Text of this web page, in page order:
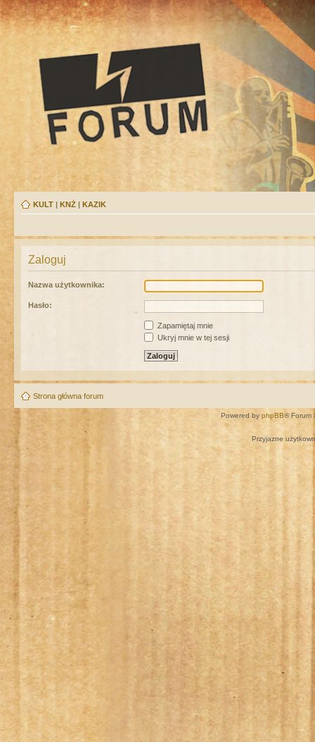
KULT | KNŻ | KAZIK
Zaloguj
Nazwa użytkownika:
Hasło:
Zapamiętaj mnie
Ukryj mnie w tej sesji
Strona główna forum
Powered by phpBB® Forum
Przyjazne